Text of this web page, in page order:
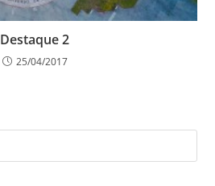
Destaque 2
25/04/2017